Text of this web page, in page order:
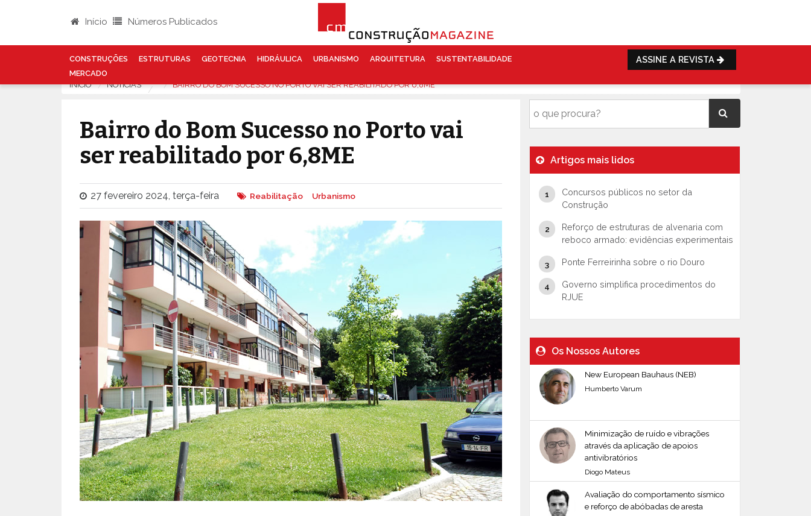
Início Números Publicados
CONSTRUÇÕES ESTRUTURAS GEOTECNIA HIDRÁULICA URBANISMO ARQUITETURA
SUSTENTABILIDADE
MERCADO
ASSINE A REVISTA
INÍCIO NOTÍCIAS BAIRRO DO BOM SUCESSO NO PORTO VAI SER REABILITADO POR 6,8ME
Bairro do Bom Sucesso no Porto vai
ser reabilitado por 6,8ME
27 fevereiro 2024, terça-feira Reabilitação Urbanismo
Artigos mais lidos
Concursos públicos no setor da
Construção
Reforço de estruturas de alvenaria com
reboco armado: evidências experimentais
Ponte Ferreirinha sobre o rio Douro
Governo simplifica procedimentos do
RJUE
Os Nossos Autores
New European Bauhaus (NEB)
Humberto Varum
Minimização de ruído e vibrações
através da aplicação de apoios
antivibratórios
Diogo Mateus
Avaliação do comportamento sísmico
e reforço de abóbadas de aresta